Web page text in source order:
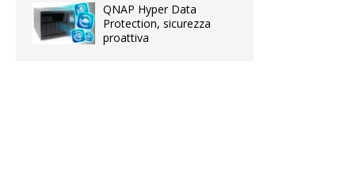
QNAP Hyper Data
Protection, sicurezza
proattiva